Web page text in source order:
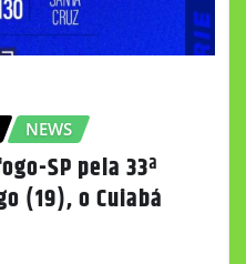
NEWS
SP pela 33ª
(19), o Cuiabá